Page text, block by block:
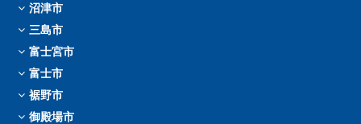
沼津市
三島市
富士宮市
富士市
裾野市
御殿場市